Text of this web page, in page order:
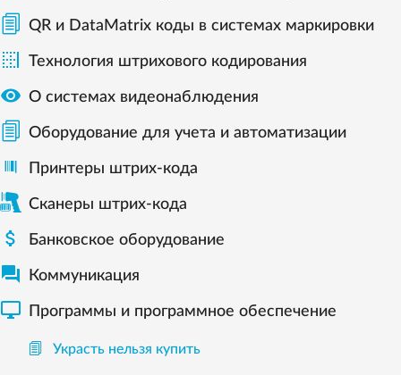
QR и DataMatrix коды в системах маркировки
 Технология штрихового кодирования
 О системах видеонаблюдения
Оборудование для учета и автоматизации
Принтеры штрих-кода
Сканеры штрих-кода
 Банковское оборудование
 Коммуникация
 Программы и программное обеспечение
Украсть нельзя купить